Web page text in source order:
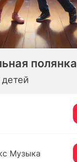
полянка
Музыка